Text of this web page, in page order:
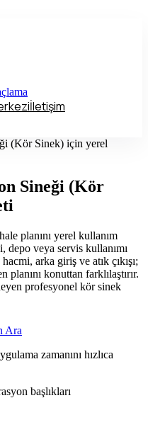
İletişim
Bilgi Merkezi
(Kör Sinek) için yerel
Sineği (Kör
planını yerel kullanım
veya servis kullanımı
arka giriş ve atık çıkışı;
konuttan farklılaştırır.
profesyonel kör sinek
Ara
zamanını hızlıca
başlıkları